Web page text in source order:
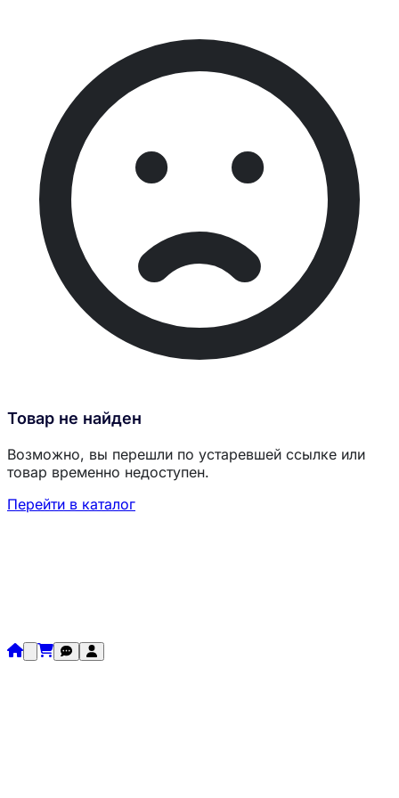
Товар не найден
Возможно, вы перешли по устаревшей ссылке или
товар временно недоступен.
Перейти в каталог
Загрузка товаров